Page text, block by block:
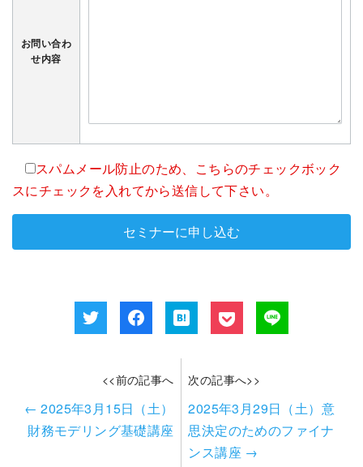
お問い合わ
せ内容
スパムメール防止のため、こちらのチェックボック
スにチェックを入れてから送信して下さい。
<<前の記事へ
← 2025年3月15日（土）
財務モデリング基礎講座
次の記事へ>>
2025年3月29日（土）意
思決定のためのファイナ
ンス講座 →